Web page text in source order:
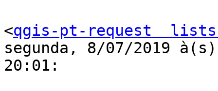
<qgis-pt-request
segunda, 8/07/2019 à(s)
20:01: